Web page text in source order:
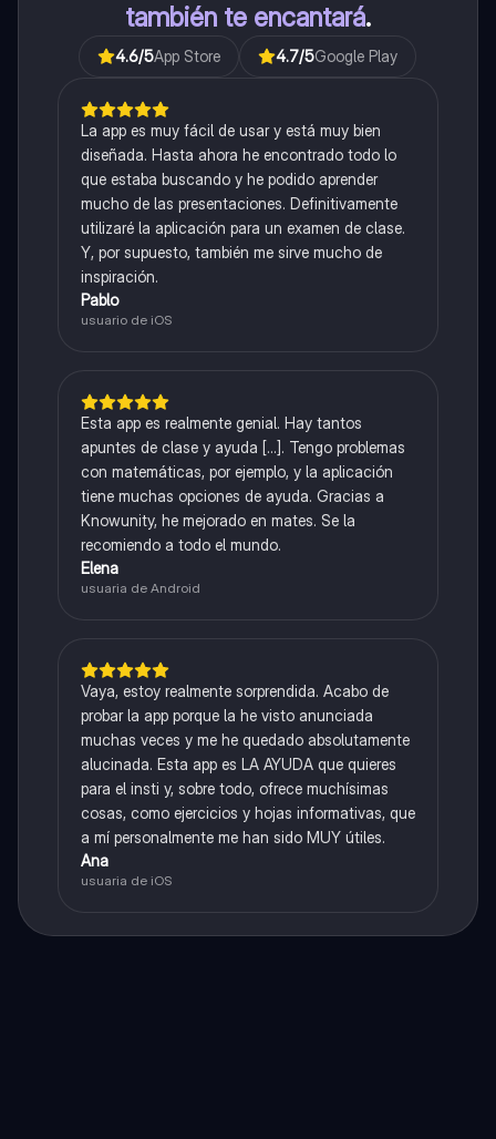
también te encantará.
4.6/5App Store 4.7/5Google Play
La app es muy fácil de usar y está muy bien
diseñada. Hasta ahora he encontrado todo lo
que estaba buscando y he podido aprender
mucho de las presentaciones. Definitivamente
utilizaré la aplicación para un examen de clase.
Y, por supuesto, también me sirve mucho de
inspiración.
Pablo
usuario de iOS
Esta app es realmente genial. Hay tantos
apuntes de clase y ayuda [...]. Tengo problemas
con matemáticas, por ejemplo, y la aplicación
tiene muchas opciones de ayuda. Gracias a
Knowunity, he mejorado en mates. Se la
recomiendo a todo el mundo.
Elena
usuaria de Android
Vaya, estoy realmente sorprendida. Acabo de
probar la app porque la he visto anunciada
muchas veces y me he quedado absolutamente
alucinada. Esta app es LA AYUDA que quieres
para el insti y, sobre todo, ofrece muchísimas
cosas, como ejercicios y hojas informativas, que
a mí personalmente me han sido MUY útiles.
Ana
usuaria de iOS